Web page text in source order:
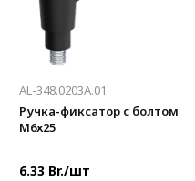
AL-348.0203A.01
Ручка-фиксатор с болтом
М6х25
6.33 Br./шт